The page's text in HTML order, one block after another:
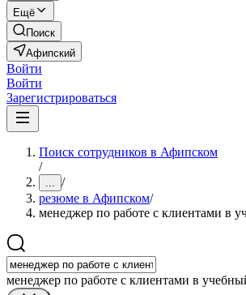
Ещё
Поиск
Афипский
Войти
Войти
Зарегистрироваться
Поиск сотрудников в Афипском
/
... /
резюме в Афипском/
менеджер по работе с клиентами в
менеджер по работе с клиентами в